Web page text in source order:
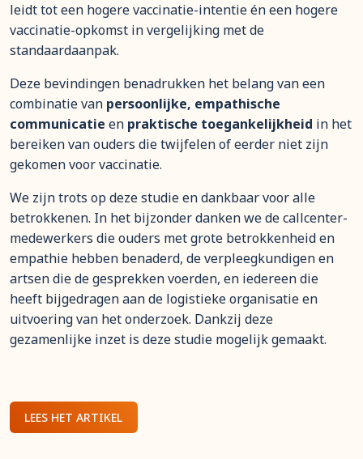
leidt tot een hogere vaccinatie-intentie én een hogere
vaccinatie-opkomst in vergelijking met de
standaardaanpak.
Deze bevindingen benadrukken het belang van een
combinatie van persoonlijke, empathische
communicatie en praktische toegankelijkheid in het
bereiken van ouders die twijfelen of eerder niet zijn
gekomen voor vaccinatie.
We zijn trots op deze studie en dankbaar voor alle
betrokkenen. In het bijzonder danken we de callcenter-
medewerkers die ouders met grote betrokkenheid en
empathie hebben benaderd, de verpleegkundigen en
artsen die de gesprekken voerden, en iedereen die
heeft bijgedragen aan de logistieke organisatie en
uitvoering van het onderzoek. Dankzij deze
gezamenlijke inzet is deze studie mogelijk gemaakt.
LEES HET ARTIKEL